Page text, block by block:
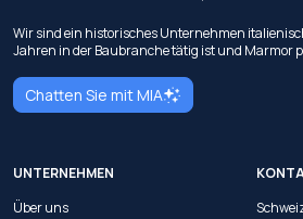
Wir sind ein historisches Unternehmen
Jahren in der Baubranche tätig ist und Marmor
Chatten Sie mit MIA
UNTERNEHMEN
Über uns